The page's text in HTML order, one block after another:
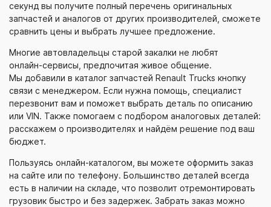
секунд вы получите полный перечень оригинальных
запчастей и аналогов от других производителей, сможете
сравнить цены и выбрать лучшее предложение.
Многие автовладельцы старой закалки не любят
онлайн-сервисы , предпочитая живое общение.
Мы добавили в каталог запчастей Renault Trucks кнопку
связи с менеджером. Если нужна помощь, специалист
перезвонит вам и поможет выбрать деталь по описанию
или VIN. Также помогаем с подбором аналоговых деталей:
расскажем о производителях и найдём решение под ваш
бюджет.
Пользуясь онлайн-каталогом , вы можете оформить заказ
на сайте или по телефону. Большинство деталей всегда
есть в наличии на складе, что позволит отремонтировать
грузовик быстро и без задержек. Забрать заказ можно